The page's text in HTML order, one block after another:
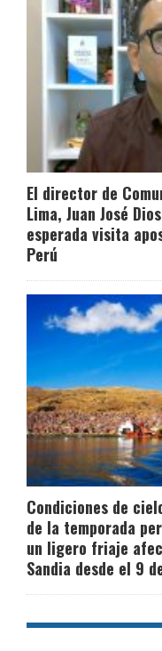
El director de
Lima, Juan José
esperada visita
Perú
Condiciones de
de la temporada
un ligero friaje
Sandia desde el 9